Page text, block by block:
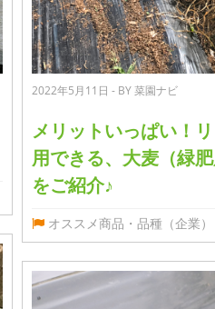
2022年5月11日 - BY 菜園ナビ
メリットいっぱい！
用できる、大麦（緑
をご紹介♪
オススメ商品・品種（企業）